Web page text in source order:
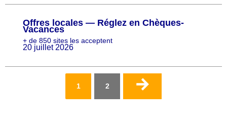
Offres locales — Réglez en Chèques-
Vacances
+ de 850 sites les acceptent
20 juillet 2026
Page
1 Page
2